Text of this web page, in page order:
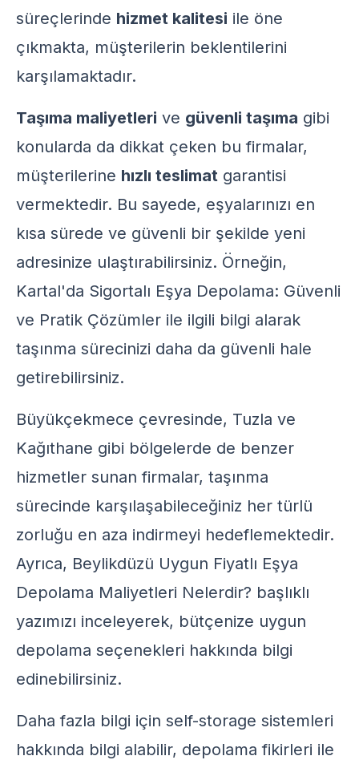
süreçlerinde hizmet kalitesi ile öne
çıkmakta, müşterilerin beklentilerini
karşılamaktadır.
Taşıma maliyetleri ve güvenli taşıma gibi
konularda da dikkat çeken bu firmalar,
müşterilerine hızlı teslimat garantisi
vermektedir. Bu sayede, eşyalarınızı en
kısa sürede ve güvenli bir şekilde yeni
adresinize ulaştırabilirsiniz. Örneğin,
Kartal'da Sigortalı Eşya Depolama: Güvenli
ve Pratik Çözümler ile ilgili bilgi alarak
taşınma sürecinizi daha da güvenli hale
getirebilirsiniz.
Büyükçekmece çevresinde, Tuzla ve
Kağıthane gibi bölgelerde de benzer
hizmetler sunan firmalar, taşınma
sürecinde karşılaşabileceğiniz her türlü
zorluğu en aza indirmeyi hedeflemektedir.
Ayrıca, Beylikdüzü Uygun Fiyatlı Eşya
Depolama Maliyetleri Nelerdir? başlıklı
yazımızı inceleyerek, bütçenize uygun
depolama seçenekleri hakkında bilgi
edinebilirsiniz.
Daha fazla bilgi için self-storage sistemleri
hakkında bilgi alabilir, depolama fikirleri ile